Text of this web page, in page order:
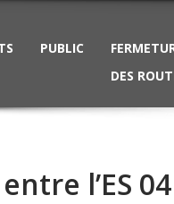
PUBLIC
DES
l’ES